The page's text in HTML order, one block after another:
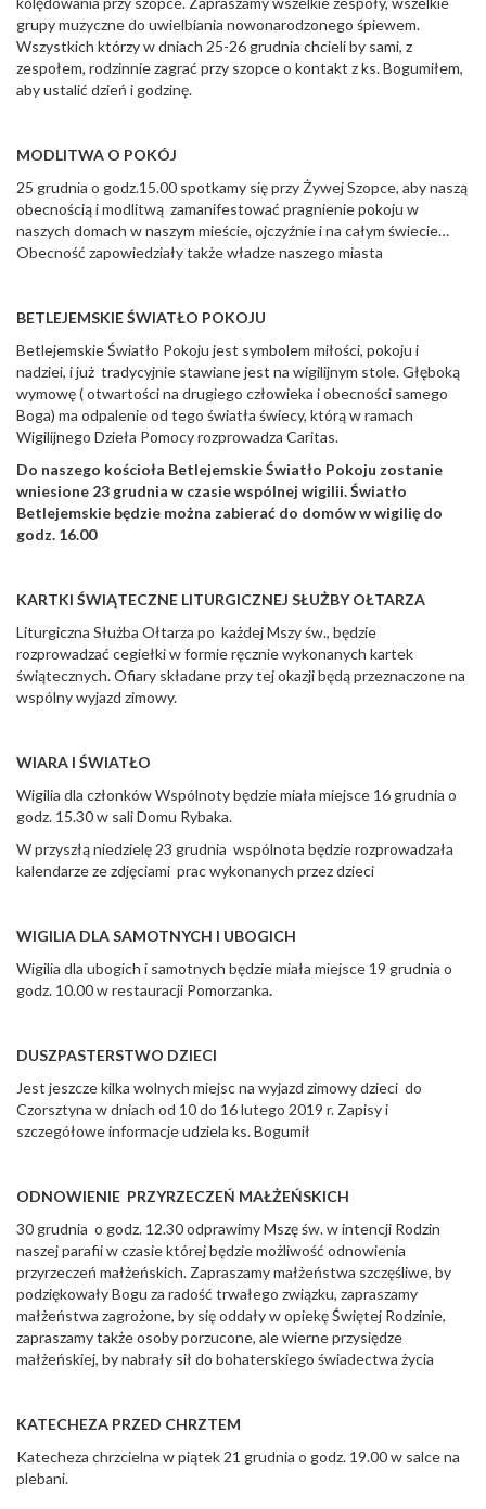
grupy muzyczne do uwielbiania nowonarodzonego śpiewem.
Wszystkich którzy w dniach 25-26 grudnia chcieli by sami, z
zespołem, rodzinnie zagrać przy szopce o kontakt z ks. Bogumiłem,
aby ustalić dzień i godzinę.
MODLITWA O POKÓJ
25 grudnia o godz.15.00 spotkamy się przy Żywej Szopce, aby naszą
obecnością i modlitwą zamanifestować pragnienie pokoju w
naszych domach w naszym mieście, ojczyźnie i na całym świecie…
Obecność zapowiedziały także władze naszego miasta
BETLEJEMSKIE ŚWIATŁO POKOJU
Betlejemskie Światło Pokoju jest symbolem miłości, pokoju i
nadziei, i już tradycyjnie stawiane jest na wigilijnym stole. Głęboką
wymowę ( otwartości na drugiego człowieka i obecności samego
Boga) ma odpalenie od tego światła świecy, którą w ramach
Wigilijnego Dzieła Pomocy rozprowadza Caritas.
Do naszego kościoła Betlejemskie Światło Pokoju zostanie
wniesione 23 grudnia w czasie wspólnej wigilii. Światło
Betlejemskie będzie można zabierać do domów w wigilię do
godz. 16.00
KARTKI ŚWIĄTECZNE LITURGICZNEJ SŁUŻBY OŁTARZA
Liturgiczna Służba Ołtarza po każdej Mszy św., będzie
rozprowadzać cegiełki w formie ręcznie wykonanych kartek
świątecznych. Ofiary składane przy tej okazji będą przeznaczone na
wspólny wyjazd zimowy.
WIARA I ŚWIATŁO
Wigilia dla członków Wspólnoty będzie miała miejsce 16 grudnia o
godz. 15.30 w sali Domu Rybaka.
W przyszłą niedzielę 23 grudnia wspólnota będzie rozprowadzała
kalendarze ze zdjęciami prac wykonanych przez dzieci
WIGILIA DLA SAMOTNYCH I UBOGICH
Wigilia dla ubogich i samotnych będzie miała miejsce 19 grudnia o
godz. 10.00 w restauracji Pomorzanka.
DUSZPASTERSTWO DZIECI
Jest jeszcze kilka wolnych miejsc na wyjazd zimowy dzieci do
Czorsztyna w dniach od 10 do 16 lutego 2019 r. Zapisy i
szczegółowe informacje udziela ks. Bogumił
ODNOWIENIE PRZYRZECZEŃ MAŁŻEŃSKICH
30 grudnia o godz. 12.30 odprawimy Mszę św. w intencji Rodzin
naszej parafii w czasie której będzie możliwość odnowienia
przyrzeczeń małżeńskich. Zapraszamy małżeństwa szczęśliwe, by
podziękowały Bogu za radość trwałego związku, zapraszamy
małżeństwa zagrożone, by się oddały w opiekę Świętej Rodzinie,
zapraszamy także osoby porzucone, ale wierne przysiędze
małżeńskiej, by nabrały sił do bohaterskiego świadectwa życia
KATECHEZA PRZED CHRZTEM
Katecheza chrzcielna w piątek 21 grudnia o godz. 19.00 w salce na
plebani.